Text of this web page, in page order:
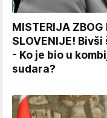
MISTERIJA ZBOG
SLOVENIJE!
- Ko je bio u
sudara?